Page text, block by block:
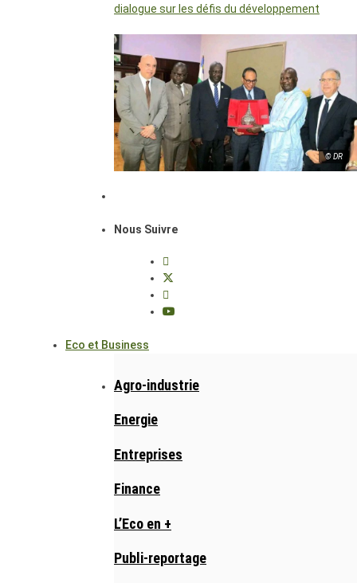
dialogue sur les défis du développement
© DR
Nous Suivre
Eco et Business
Agro-industrie
Energie
Entreprises
Finance
L’Eco en +
Publi-reportage